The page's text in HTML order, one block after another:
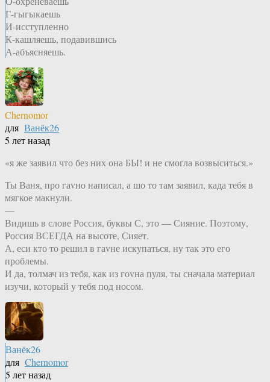
Г-гыгыкаешь
И-исступленно
К-кашляешь, подавившись
А-абъясняешь.
Chernomor
для Ванёк26
5 лет назад
«я же заявил что без них она БЫ! и не смогла возвыситься.»
Ты Ваня, про гаvно написал, а шо то там заявил, када тебя в
мягкое макнули.
—
Видишь в слове Россия, буквы С, это — Сияние. Поэтому,
Россия ВСЕГДА на высоте, Сияет.
А, еси кто то решил в гаvне искупаться, ну так это его
проблемы.
И да, толмач из тебя, как из гоvна пуля, ты сначала материал
изучи, который у тебя под носом.
Ванёк26
для Chernomor
5 лет назад